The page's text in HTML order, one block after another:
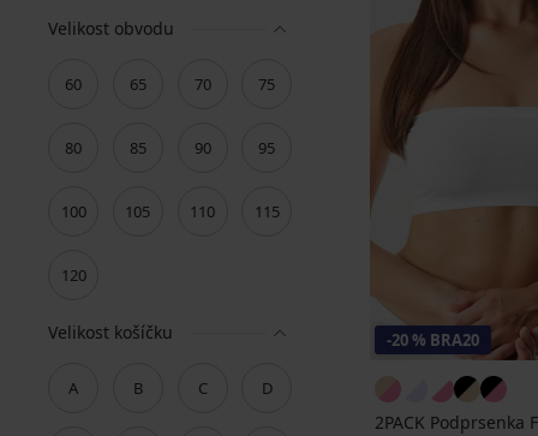
Velikost obvodu
60 65 70 75
80 85 90 95
100 105 110 115
120
Velikost košíčku
A B C D
-20 % BRA20
2PACK Podprsenka